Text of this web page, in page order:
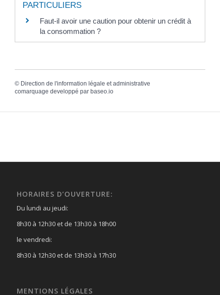
PARTICULIERS
Faut-il avoir une caution pour obtenir un crédit à
la consommation ?
© Direction de l'information légale et administrative
comarquage developpé par baseo.io
HORAIRES D’OUVERTURE:
Du lundi au jeudi:
8h30 à 12h30 et de 13h30 à 18h00
le vendredi:
8h30 à 12h30 et de 13h30 à 17h30
MENTIONS LÉGALES